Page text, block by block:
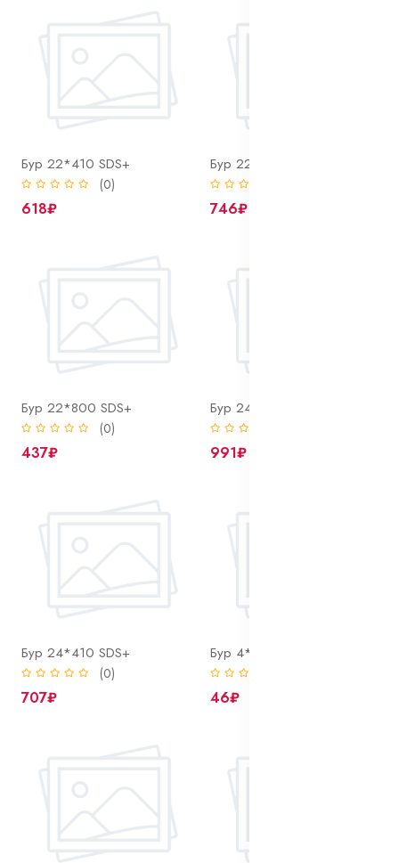
Бур 22*410 SDS+
(0)
618₽
Бур 22*600 SDS+
746₽
Бур 22*800 SDS+
(0)
437₽
Бур 24*1000 SDS+
991₽
Бур 24*410 SDS+
(0)
707₽
Бур 4*110 SDS+
46₽